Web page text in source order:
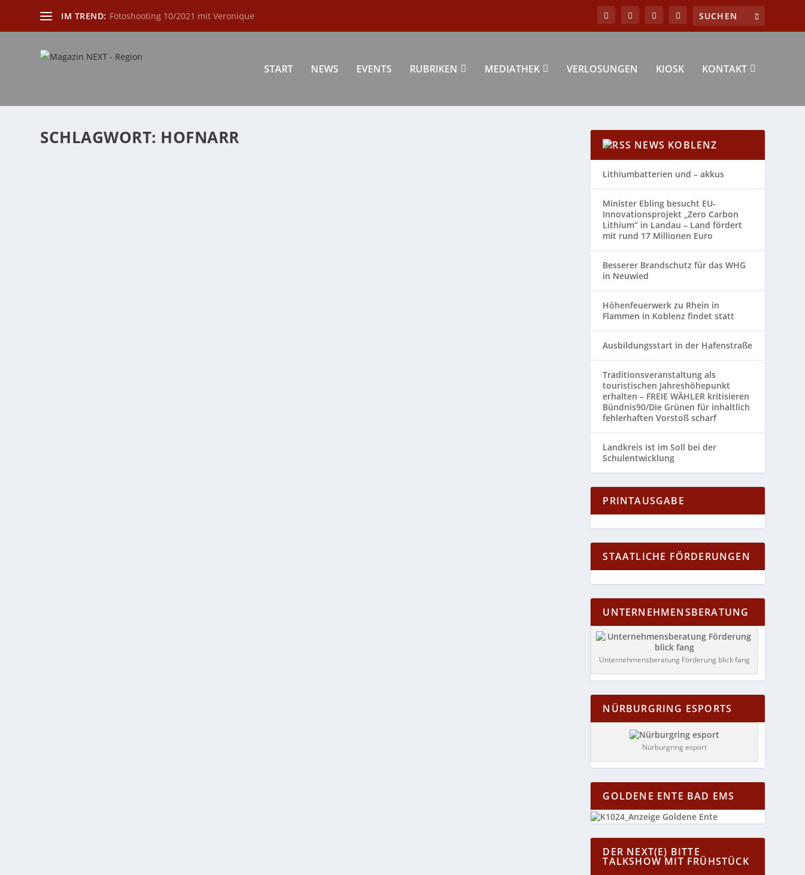
IM TREND: Fotoshooting 10/2021 mit Veronique
START NEWS EVENTS RUBRIKEN MEDIATHEK VERLOSUNGEN KIOSK KONTAKT
SCHLAGWORT: HOFNARR NEWS KOBLENZ
Lithiumbatterien und – akkus
Minister Ebling besucht EU-
Innovationsprojekt „Zero Carbon
Lithium“ in Landau – Land fördert
mit rund 17 Millionen Euro
Besserer Brandschutz für das WHG
in Neuwied
Höhenfeuerwerk zu Rhein in
Flammen in Koblenz findet statt
Ausbildungsstart in der Hafenstraße
Traditionsveranstaltung als
touristischen Jahreshöhepunkt
erhalten – FREIE WÄHLER kritisieren
Bündnis90/Die Grünen für inhaltlich
fehlerhaften Vorstoß scharf
Landkreis ist im Soll bei der
Schulentwicklung
PRINTAUSGABE
STAATLICHE FÖRDERUNGEN
UNTERNEHMENSBERATUNG
Unternehmensberatung Förderung blick fang
NÜRBURGRING ESPORTS
Nürburgring esport
GOLDENE ENTE BAD EMS
DER NEXT(E) BITTE
TALKSHOW MIT FRÜHSTÜCK